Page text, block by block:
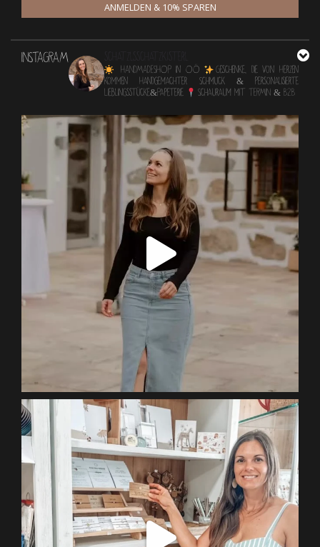
ANMELDEN & 10% SPAREN
INSTAGRAM
HANDMADESHOP in OÖ
Geschenke, die von Herzen
kommen Handgemachter Schmuck & personalisierte
Lieblingsstücke&Papeterie
Schauraum mit TERMIN & B2B